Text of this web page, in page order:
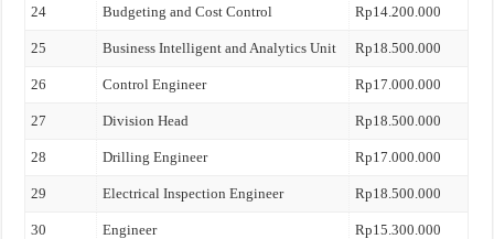
24 Budgeting and Cost Control Rp14.200.000
25 Business Intelligent and Analytics Unit Rp18.500.000
26 Control Engineer Rp17.000.000
27 Division Head Rp18.500.000
28 Drilling Engineer Rp17.000.000
29 Electrical Inspection Engineer Rp18.500.000
30 Engineer Rp15.300.000